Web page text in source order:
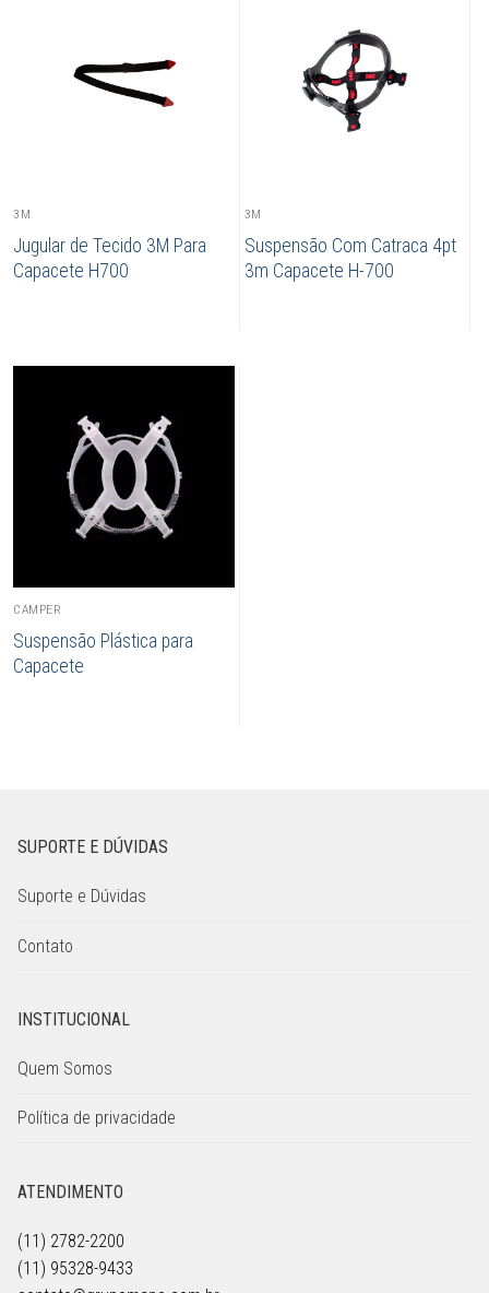
3M
Jugular de Tecido 3M Para
Capacete H700
3M
Suspensão Com Catraca 4pt
3m Capacete H-700
CAMPER
Suspensão Plástica para
Capacete
SUPORTE E DÚVIDAS
Suporte e Dúvidas
Contato
INSTITUCIONAL
Quem Somos
Política de privacidade
ATENDIMENTO
(11) 2782-2200
(11) 95328-9433